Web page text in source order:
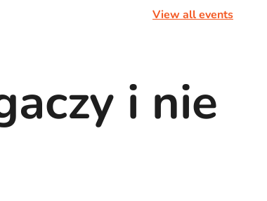
View all events
i nie